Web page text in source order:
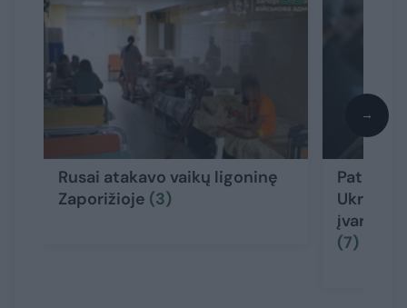
Rusai atakavo vaikų ligoninę
Zaporižioje (3)
Pateikė
įvardijo
(7)
→